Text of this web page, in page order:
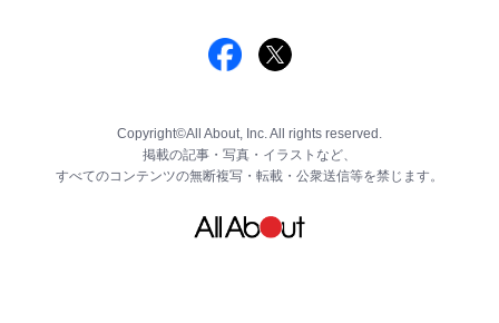
Copyright©All About, Inc. All rights reserved.
掲載の記事・写真・イラストなど、
すべてのコンテンツの無断複写・転載・公衆送信等を禁じます。